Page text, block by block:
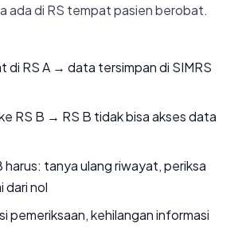
ada di RS tempat pasien berobat.
di RS A → data tersimpan di SIMRS
RS B → RS B tidak bisa akses data
harus: tanya ulang riwayat, periksa
dari nol
pemeriksaan, kehilangan informasi